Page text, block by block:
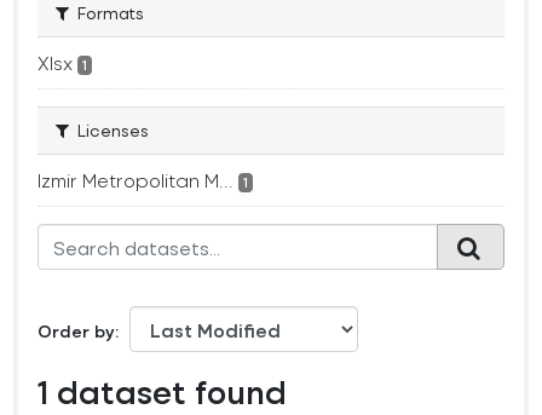
Formats
Xlsx 1
Licenses
Izmir Metropolitan M... 1
Order by
1 dataset found